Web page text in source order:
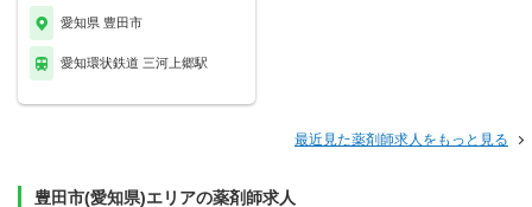
愛知県 豊田市
愛知環状鉄道 三河上郷駅
最近見た薬剤師求人をもっと見る
豊田市(愛知県)エリアの薬剤師求人